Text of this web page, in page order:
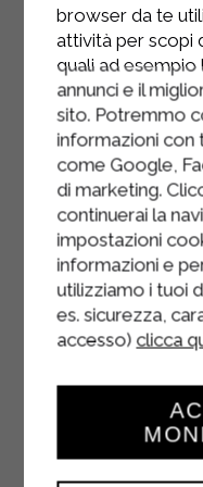
browser da te
attività per scopi
quali ad
annunci e il
sito. Potremmo
informazioni con
come Google,
di marketing.
continuerai la
impostazioni
informazioni e
utilizziamo i tuoi
es. sicurezza,
accesso) clicca